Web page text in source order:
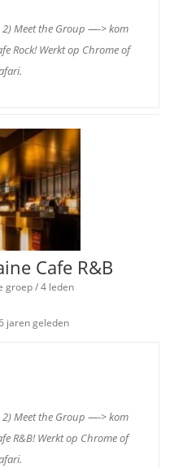
Meet the Group —-> kom
Rock! Werkt op Chrome of
Cafe R&B
groep / 4 leden
jaren geleden
Meet the Group —-> kom
R&B! Werkt op Chrome of